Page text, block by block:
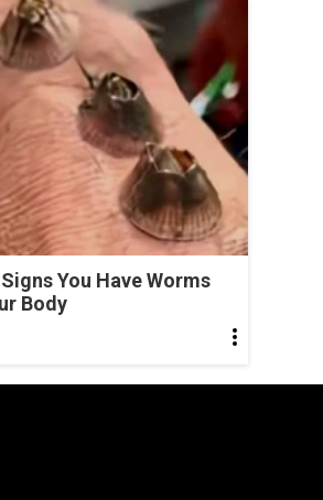
You Have Worms
Body